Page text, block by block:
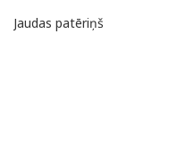
Jaudas patēriņš